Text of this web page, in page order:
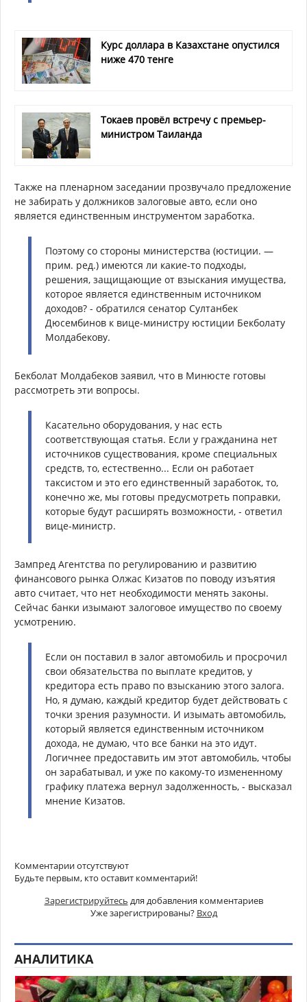
Курс доллара в Казахстане опустился
ниже 470 тенге
Токаев провёл встречу с премьер-
министром Таиланда
Также на пленарном заседании прозвучало предложение
не забирать у должников залоговые авто, если оно
является единственным инструментом заработка.
Поэтому со стороны министерства (юстиции. —
прим. ред.) имеются ли какие-то подходы,
решения, защищающие от взыскания имущества,
которое является единственным источником
доходов? - обратился сенатор Султанбек
Дюсембинов к вице-министру юстиции Бекболату
Молдабекову.
Бекболат Молдабеков заявил, что в Минюсте готовы
рассмотреть эти вопросы.
Касательно оборудования, у нас есть
соответствующая статья. Если у гражданина нет
источников существования, кроме специальных
средств, то, естественно... Если он работает
таксистом и это его единственный заработок, то,
конечно же, мы готовы предусмотреть поправки,
которые будут расширять возможности, - ответил
вице-министр.
Зампред Агентства по регулированию и развитию
финансового рынка Олжас Кизатов по поводу изъятия
авто считает, что нет необходимости менять законы.
Сейчас банки изымают залоговое имущество по своему
усмотрению.
Если он поставил в залог автомобиль и просрочил
свои обязательства по выплате кредитов, у
кредитора есть право по взысканию этого залога.
Но, я думаю, каждый кредитор будет действовать с
точки зрения разумности. И изымать автомобиль,
который является единственным источником
дохода, не думаю, что все банки на это идут.
Логичнее предоставить им этот автомобиль, чтобы
он зарабатывал, и уже по какому-то измененному
графику платежа вернул задолженность, - высказал
мнение Кизатов.
Комментарии отсутствуют
Будьте первым, кто оставит комментарий!
Зарегистрируйтесь для добавления комментариев
Уже зарегистрированы? Вход
АНАЛИТИКА